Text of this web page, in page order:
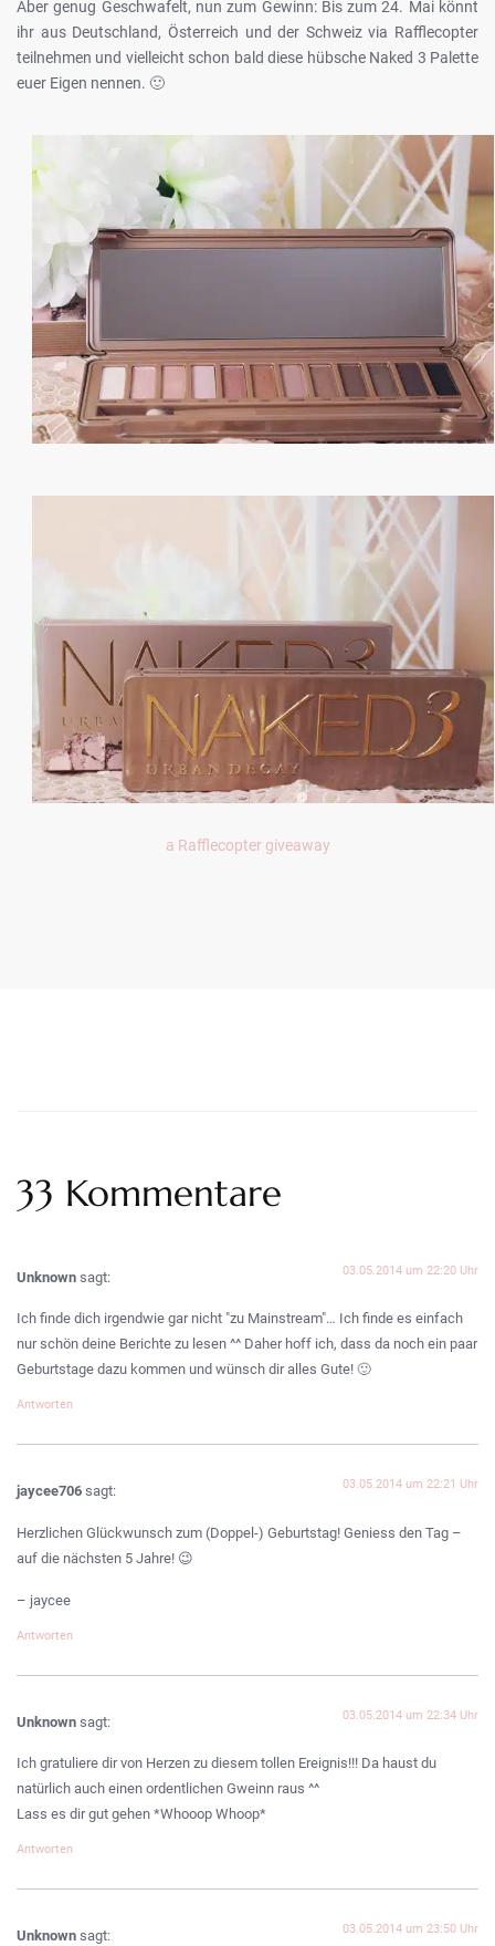
Aber genug Geschwafelt, nun zum Gewinn: Bis zum 24. Mai könnt
ihr aus Deutschland, Österreich und der Schweiz via Rafflecopter
teilnehmen und vielleicht schon bald diese hübsche Naked 3 Palette
euer Eigen nennen. 🙂
a Rafflecopter giveaway
33 Kommentare
Unknown sagt: 03.05.2014 um 22:20 Uhr
Ich finde dich irgendwie gar nicht "zu Mainstream"… Ich finde es einfach
nur schön deine Berichte zu lesen ^^ Daher hoff ich, dass da noch ein paar
Geburtstage dazu kommen und wünsch dir alles Gute! 🙂
Antworten
jaycee706 sagt: 03.05.2014 um 22:21 Uhr
Herzlichen Glückwunsch zum (Doppel-) Geburtstag! Geniess den Tag –
auf die nächsten 5 Jahre! 😉
– jaycee
Antworten
Unknown sagt: 03.05.2014 um 22:34 Uhr
Ich gratuliere dir von Herzen zu diesem tollen Ereignis!!! Da haust du
natürlich auch einen ordentlichen Gweinn raus ^^
Lass es dir gut gehen *Whooop Whoop*
Antworten
Unknown sagt: 03.05.2014 um 23:50 Uhr